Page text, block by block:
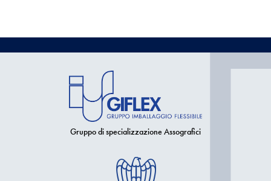
Gruppo di specializzazione Assografici